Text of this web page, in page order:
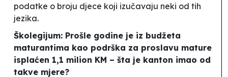
podatke o broju djece koji izučavaju neki od tih
jezika.
Školegijum: Prošle godine je iz budžeta
maturantima kao podrška za proslavu mature
isplaćen 1,1 milion KM – šta je kanton imao od
takve mjere?